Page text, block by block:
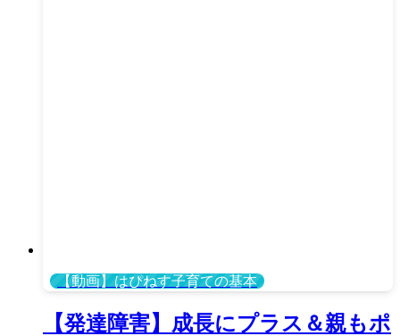
【動画】はぴねす子育ての基本
【発達障害】成長にプラス＆親もポ